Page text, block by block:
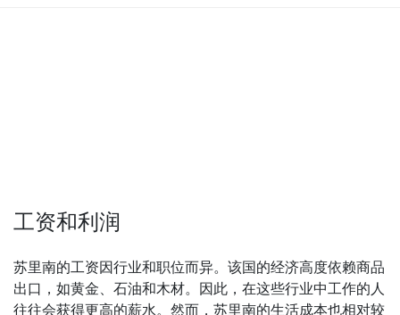
工资和利润
苏里南的工资因行业和职位而异。该国的经济高度依赖商品
出口，如黄金、石油和木材。因此，在这些行业中工作的人
往往会获得更高的薪水。然而，苏里南的生活成本也相对较